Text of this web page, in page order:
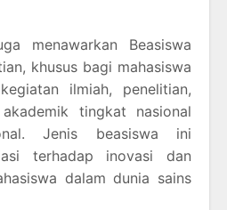
menawarkan Beasiswa
khusus bagi mahasiswa
ilmiah, penelitian,
tingkat nasional
Jenis beasiswa ini
terhadap inovasi dan
dalam dunia sains